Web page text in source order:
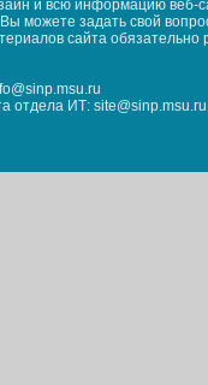
и всю информацию
можете задать свой
сайта обязательно
отдела ИТ: site@sinp.msu.ru